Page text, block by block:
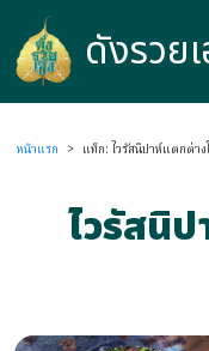
ดังรวยเฮง
ดังรวย
หน้าแรก > แท็ก: ไวรัสนิปาห์แตกต่า
ไวรัสนิ